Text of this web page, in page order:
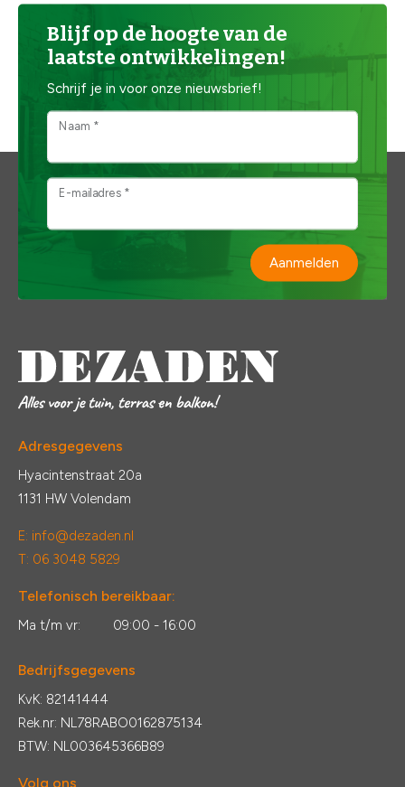
Blijf op de hoogte van de
laatste ontwikkelingen!
Schrijf je in voor onze nieuwsbrief!
Naam *
E-mailadres *
Aanmelden
Adresgegevens
Hyacintenstraat 20a
1131 HW Volendam
E: info@dezaden.nl
T: 06 3048 5829
Telefonisch bereikbaar:
Ma t/m vr: 09:00 - 16:00
Bedrijfsgegevens
KvK: 82141444
Rek.nr: NL78RABO0162875134
BTW: NL003645366B89
Volg ons